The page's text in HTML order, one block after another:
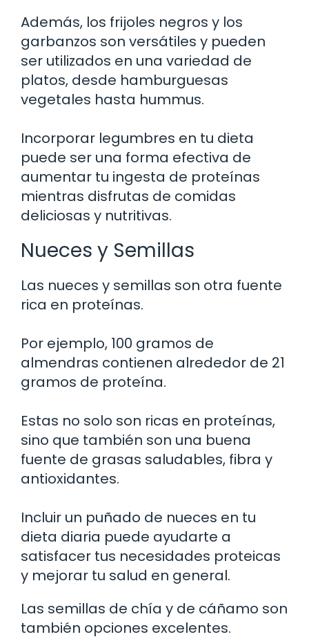
Además, los frijoles negros y los
garbanzos son versátiles y pueden
ser utilizados en una variedad de
platos, desde hamburguesas
vegetales hasta hummus.
Incorporar legumbres en tu dieta
puede ser una forma efectiva de
aumentar tu ingesta de proteínas
mientras disfrutas de comidas
deliciosas y nutritivas.
Nueces y Semillas
Las nueces y semillas son otra fuente
rica en proteínas.
Por ejemplo, 100 gramos de
almendras contienen alrededor de 21
gramos de proteína.
Estas no solo son ricas en proteínas,
sino que también son una buena
fuente de grasas saludables, fibra y
antioxidantes.
Incluir un puñado de nueces en tu
dieta diaria puede ayudarte a
satisfacer tus necesidades proteicas
y mejorar tu salud en general.
Las semillas de chía y de cáñamo son
también opciones excelentes.